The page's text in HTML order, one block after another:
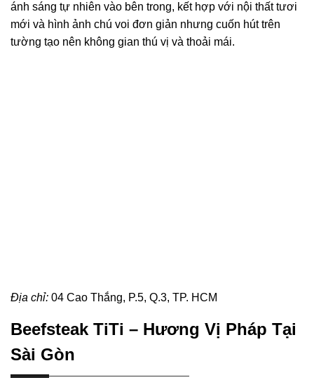
ánh sáng tự nhiên vào bên trong, kết hợp với nội thất tươi
mới và hình ảnh chú voi đơn giản nhưng cuốn hút trên
tường tạo nên không gian thú vị và thoải mái.
Địa chỉ: 04 Cao Thắng, P.5, Q.3, TP. HCM
Beefsteak TiTi – Hương Vị Pháp Tại
Sài Gòn